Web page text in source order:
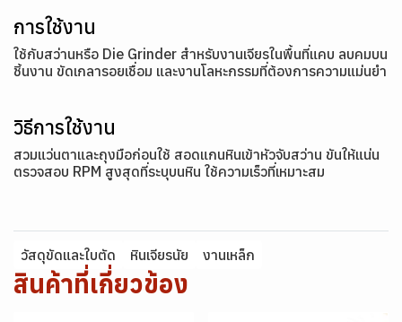
การใช้งาน
ใช้กับสว่านหรือ Die Grinder สำหรับงานเจียรในพื้นที่แคบ ลบคมบน
ชิ้นงาน ขัดเกลารอยเชื่อม และงานโลหะกรรมที่ต้องการความแม่นยำ
วิธีการใช้งาน
สวมแว่นตาและถุงมือก่อนใช้ สอดแกนหินเข้าหัวจับสว่าน ขันให้แน่น
ตรวจสอบ RPM สูงสุดที่ระบุบนหิน ใช้ความเร็วที่เหมาะสม
วัสดุขัดและใบตัด หินเจียรนัย งานเหล็ก
สินค้าที่เกี่ยวข้อง